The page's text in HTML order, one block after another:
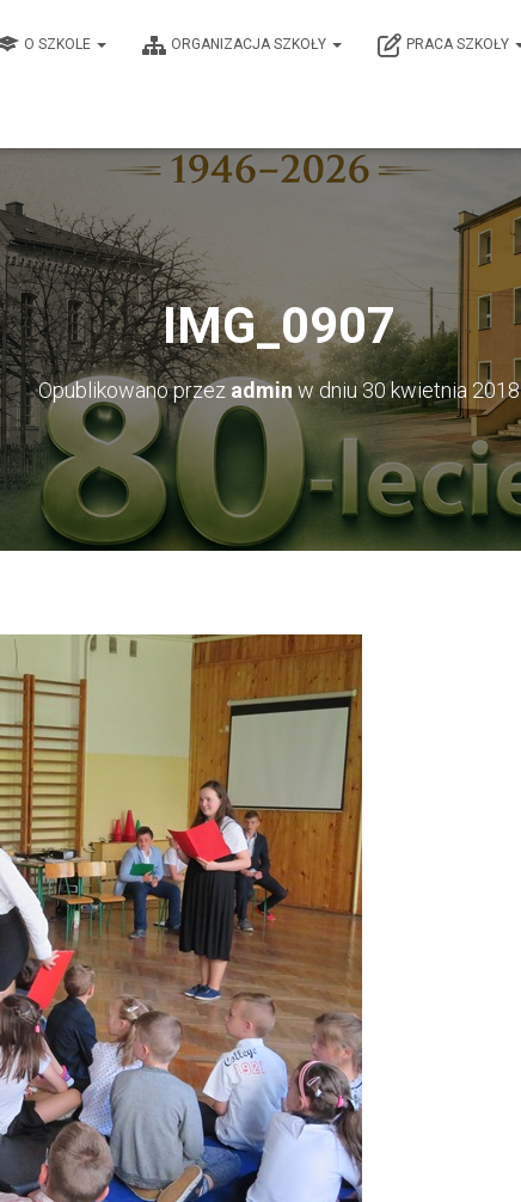
O SZKOLE ORGANIZACJA SZKOŁY PRACA SZKOŁY
IMG_0907
Opublikowano przez admin w dniu30 kwietnia 2018